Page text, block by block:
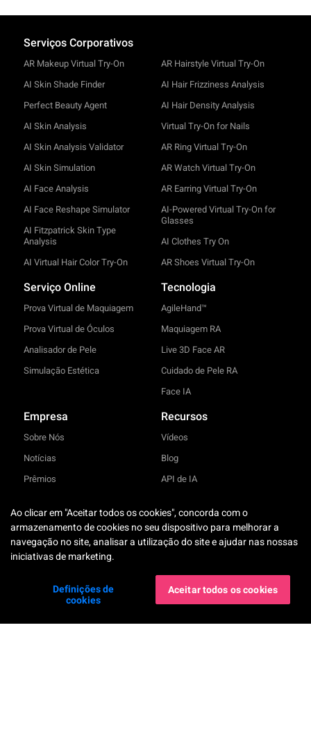
TRY-ON
Serviços Corporativos
AR Makeup Virtual Try-On
AI Skin Shade Finder
Perfect Beauty Agent
AI Skin Analysis
AI Skin Analysis Validator
AI Skin Simulation
AI Face Analysis
AI Face Reshape Simulator
AI Fitzpatrick Skin Type
Analysis
AI Virtual Hair Color Try-On
AR Hairstyle Virtual Try-On
AI Hair Frizziness Analysis
AI Hair Density Analysis
Virtual Try-On for Nails
AR Ring Virtual Try-On
AR Watch Virtual Try-On
AR Earring Virtual Try-On
AI-Powered Virtual Try-On for
Glasses
AI Clothes Try On
AR Shoes Virtual Try-On
Serviço Online
Prova Virtual de Maquiagem
Prova Virtual de Óculos
Analisador de Pele
Simulação Estética
Tecnologia
AgileHand™
Maquiagem RA
Live 3D Face AR
Cuidado de Pele RA
Face IA
Empresa
Sobre Nós
Notícias
Prêmios
Compromissos ESG
Parceiros
Carreira
Compliance
Declaração de Acessibilidade
Recursos
Vídeos
Blog
API de IA
Histórias de Sucesso
Relatório de Tendências de
Global Beauty & Fashion Tech
Forum
Ao clicar em "Aceitar todos os cookies", concorda com o
armazenamento de cookies no seu dispositivo para melhorar a
navegação no site, analisar a utilização do site e ajudar nas nossas
iniciativas de marketing.
Definições de
cookies
Aceitar todos os cookies